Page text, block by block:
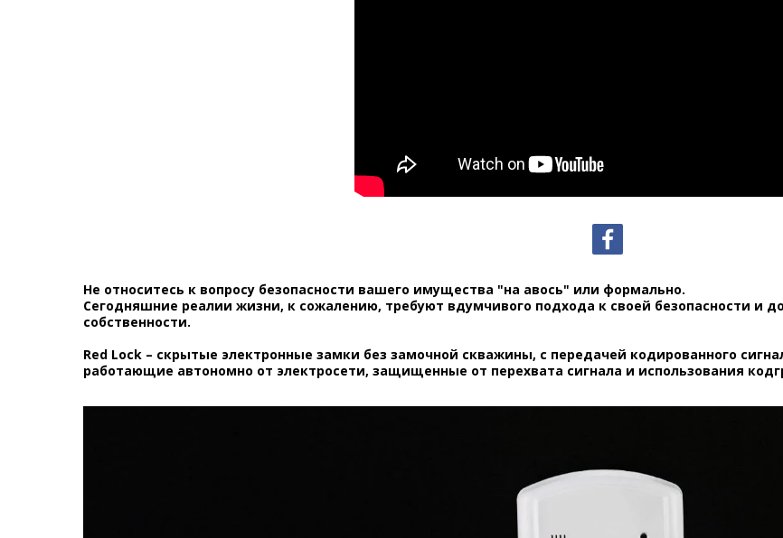
Не относитесь к вопросу безопасности вашего имущества "на авось" или формально.
Сегодняшние реалии жизни, к сожалению, требуют вдумчивого подхода к своей безопасности и
собственности.
Red Lock – скрытые электронные замки без замочной скважины, с передачей кодированного
работающие автономно от электросети, защищенные от перехвата сигнала и использования